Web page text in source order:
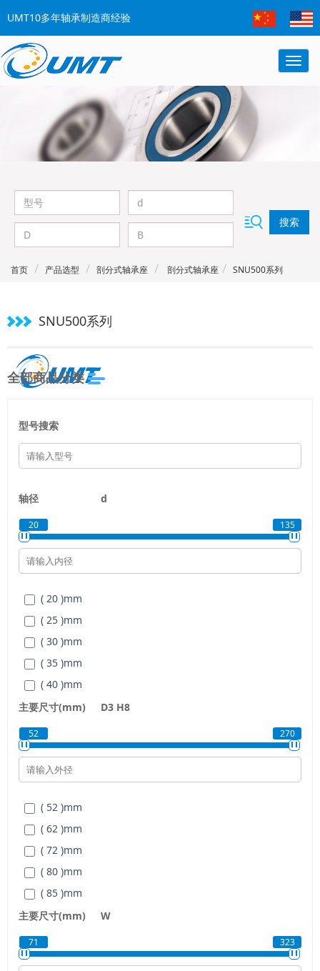
UMT10多年轴承制造商经验
搜索
首页 产品选型 剖分式轴承座 剖分式轴承座 SNU500系列
SNU500系列
全部商品分类
型号搜索
轴径 d
20 135
( 20 )mm
( 25 )mm
( 30 )mm
( 35 )mm
( 40 )mm
( 45 )mm
( 50 )
( 55 )mm
( 60 )mm
( 70 )mm
( 75 )mm
( 80 )mm
( 85 )mm
( 90 )mm
( 100 )mm
( 110 )
( 115 )mm
主要尺寸(mm) D3H8
52 270
( 52 )mm
( 62 )mm
( 72 )mm
( 80 )mm
( 85 )mm
( 90 )mm
( 100 )
( 110 )mm
主要尺寸(mm) W
71 323